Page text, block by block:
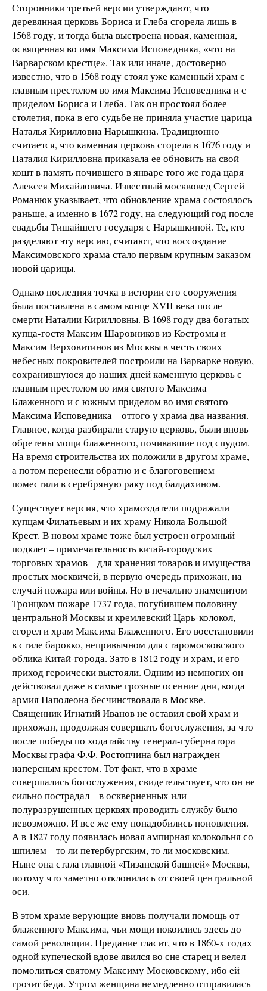
Сторонники третьей версии утверждают, что
деревянная церковь Бориса и Глеба сгорела лишь в
1568 году, и тогда была выстроена новая, каменная,
освященная во имя Максима Исповедника, «что на
Варварском крестце». Так или иначе, достоверно
известно, что в 1568 году стоял уже каменный храм с
главным престолом во имя Максима Исповедника и с
приделом Бориса и Глеба. Так он простоял более
столетия, пока в его судьбе не приняла участие царица
Наталья Кирилловна Нарышкина. Традиционно
считается, что каменная церковь сгорела в 1676 году и
Наталия Кирилловна приказала ее обновить на свой
кошт в память почившего в январе того же года царя
Алексея Михайловича. Известный москвовед Сергей
Романюк указывает, что обновление храма состоялось
раньше, а именно в 1672 году, на следующий год после
свадьбы Тишайшего государя с Нарышкиной. Те, кто
разделяют эту версию, считают, что воссоздание
Максимовского храма стало первым крупным заказом
новой царицы.
Однако последняя точка в истории его сооружения
была поставлена в самом конце XVII века после
смерти Наталии Кирилловны. В 1698 году два богатых
купца-гостя Максим Шаровников из Костромы и
Максим Верховитинов из Москвы в честь своих
небесных покровителей построили на Варварке новую,
сохранившуюся до наших дней каменную церковь с
главным престолом во имя святого Максима
Блаженного и с южным приделом во имя святого
Максима Исповедника – оттого у храма два названия.
Главное, когда разбирали старую церковь, были вновь
обретены мощи блаженного, почивавшие под спудом.
На время строительства их положили в другом храме,
а потом перенесли обратно и с благоговением
поместили в серебряную раку под балдахином.
Существует версия, что храмоздатели подражали
купцам Филатьевым и их храму Никола Большой
Крест. В новом храме тоже был устроен огромный
подклет – примечательность китай-городских
торговых храмов – для хранения товаров и имущества
простых москвичей, в первую очередь прихожан, на
случай пожара или войны. Но в печально знаменитом
Троицком пожаре 1737 года, погубившем половину
центральной Москвы и кремлевский Царь-колокол,
сгорел и храм Максима Блаженного. Его восстановили
в стиле барокко, непривычном для старомосковского
облика Китай-города. Зато в 1812 году и храм, и его
приход героически выстояли. Одним из немногих он
действовал даже в самые грозные осенние дни, когда
армия Наполеона бесчинствовала в Москве.
Священник Игнатий Иванов не оставил свой храм и
прихожан, продолжая совершать богослужения, за что
после победы по ходатайству генерал-губернатора
Москвы графа Ф.Ф. Ростопчина был награжден
наперсным крестом. Тот факт, что в храме
совершались богослужения, свидетельствует, что он не
сильно пострадал – в оскверненных или
полуразрушенных церквях проводить службу было
невозможно. И все же ему понадобились поновления.
А в 1827 году появилась новая ампирная колокольня со
шпилем – то ли петербургским, то ли московским.
Ныне она стала главной «Пизанской башней» Москвы,
потому что заметно отклонилась от своей центральной
оси.
В этом храме верующие вновь получали помощь от
блаженного Максима, чьи мощи покоились здесь до
самой революции. Предание гласит, что в 1860-х годах
одной купеческой вдове явился во сне старец и велел
помолиться святому Максиму Московскому, ибо ей
грозит беда. Утром женщина немедленно отправилась